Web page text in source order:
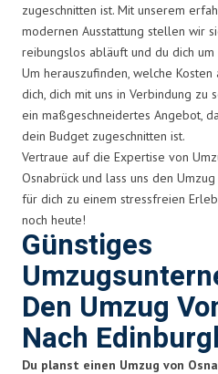
zugeschnitten ist. Mit unserem
modernen Ausstattung stellen wir
reibungslos abläuft und du dich um
Um herauszufinden, welche
dich, dich mit uns in Verbindung
ein maßgeschneidertes Angebot,
dein Budget zugeschnitten ist.
Vertraue auf die Expertise von
Osnabrück und lass uns den
für dich zu einem stressfreien
noch heute!
Günstiges
Den Umzug
Nach
Du planst einen Umzug von